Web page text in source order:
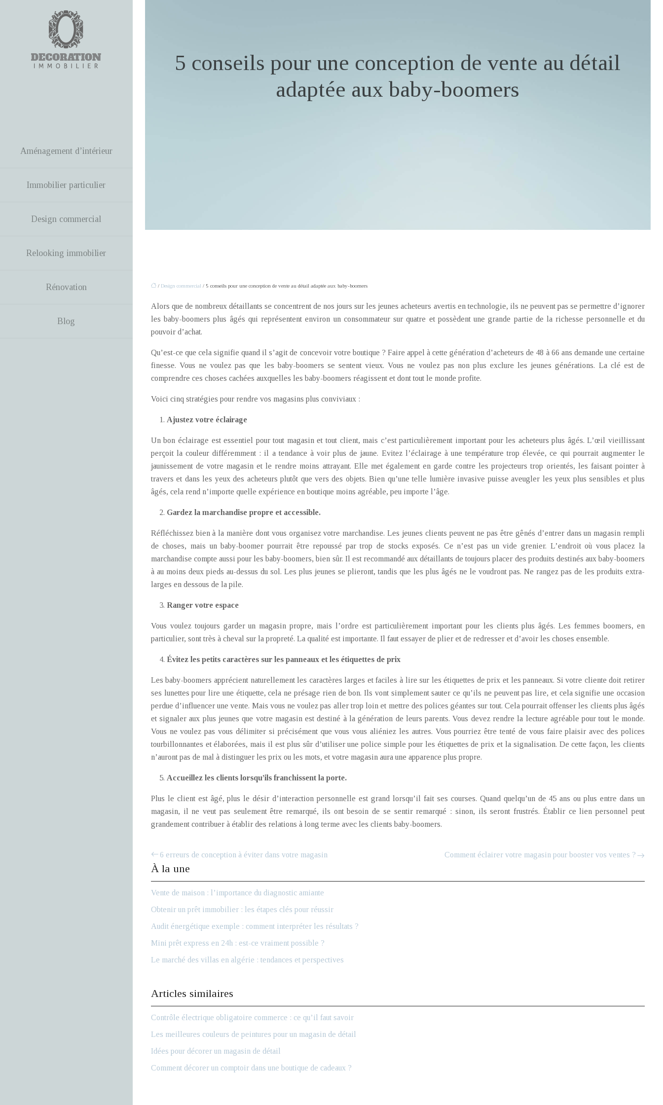
Aménagement d’intérieur
Immobilier particulier
Design commercial
Relooking immobilier
Rénovation
Blog
5 conseils pour une conception de vente au détail
adaptée aux baby-boomers
/ Design commercial / 5 conseils pour une conception de vente au détail adaptée aux baby-boomers
Alors que de nombreux détaillants se concentrent de nos jours sur les jeunes acheteurs avertis en technologie, ils ne peuvent pas se permettre d’ignorer
les baby-boomers plus âgés qui représentent environ un consommateur sur quatre et possèdent une grande partie de la richesse personnelle et du
pouvoir d’achat.
Qu’est-ce que cela signifie quand il s’agit de concevoir votre boutique ? Faire appel à cette génération d’acheteurs de 48 à 66 ans demande une certaine
finesse. Vous ne voulez pas que les baby-boomers se sentent vieux. Vous ne voulez pas non plus exclure les jeunes générations. La clé est de
comprendre ces choses cachées auxquelles les baby-boomers réagissent et dont tout le monde profite.
Voici cinq stratégies pour rendre vos magasins plus conviviaux :
Ajustez votre éclairage
Un bon éclairage est essentiel pour tout magasin et tout client, mais c’est particulièrement important pour les acheteurs plus âgés. L’œil vieillissant
perçoit la couleur différemment : il a tendance à voir plus de jaune. Evitez l’éclairage à une température trop élevée, ce qui pourrait augmenter le
jaunissement de votre magasin et le rendre moins attrayant. Elle met également en garde contre les projecteurs trop orientés, les faisant pointer à
travers et dans les yeux des acheteurs plutôt que vers des objets. Bien qu’une telle lumière invasive puisse aveugler les yeux plus sensibles et plus
âgés, cela rend n’importe quelle expérience en boutique moins agréable, peu importe l’âge.
Gardez la marchandise propre et accessible.
Réfléchissez bien à la manière dont vous organisez votre marchandise. Les jeunes clients peuvent ne pas être gênés d’entrer dans un magasin rempli
de choses, mais un baby-boomer pourrait être repoussé par trop de stocks exposés. Ce n’est pas un vide grenier. L’endroit où vous placez la
marchandise compte aussi pour les baby-boomers, bien sûr. Il est recommandé aux détaillants de toujours placer des produits destinés aux baby-boomers
à au moins deux pieds au-dessus du sol. Les plus jeunes se plieront, tandis que les plus âgés ne le voudront pas. Ne rangez pas de les produits extra-
larges en dessous de la pile.
Ranger votre espace
Vous voulez toujours garder un magasin propre, mais l’ordre est particulièrement important pour les clients plus âgés. Les femmes boomers, en
particulier, sont très à cheval sur la propreté. La qualité est importante. Il faut essayer de plier et de redresser et d’avoir les choses ensemble.
Évitez les petits caractères sur les panneaux et les étiquettes de prix
Les baby-boomers apprécient naturellement les caractères larges et faciles à lire sur les étiquettes de prix et les panneaux. Si votre cliente doit retirer
ses lunettes pour lire une étiquette, cela ne présage rien de bon. Ils vont simplement sauter ce qu’ils ne peuvent pas lire, et cela signifie une occasion
perdue d’influencer une vente. Mais vous ne voulez pas aller trop loin et mettre des polices géantes sur tout. Cela pourrait offenser les clients plus âgés
et signaler aux plus jeunes que votre magasin est destiné à la génération de leurs parents. Vous devez rendre la lecture agréable pour tout le monde.
Vous ne voulez pas vous délimiter si précisément que vous vous aliéniez les autres. Vous pourriez être tenté de vous faire plaisir avec des polices
tourbillonnantes et élaborées, mais il est plus sûr d’utiliser une police simple pour les étiquettes de prix et la signalisation. De cette façon, les clients
n’auront pas de mal à distinguer les prix ou les mots, et votre magasin aura une apparence plus propre.
Accueillez les clients lorsqu’ils franchissent la porte.
Plus le client est âgé, plus le désir d’interaction personnelle est grand lorsqu’il fait ses courses. Quand quelqu’un de 45 ans ou plus entre dans un
magasin, il ne veut pas seulement être remarqué, ils ont besoin de se sentir remarqué : sinon, ils seront frustrés. Établir ce lien personnel peut
grandement contribuer à établir des relations à long terme avec les clients baby-boomers.
6 erreurs de conception à éviter dans votre magasin Comment éclairer votre magasin pour booster vos ventes ?
À la une
Vente de maison : l’importance du diagnostic amiante
Obtenir un prêt immobilier : les étapes clés pour réussir
Audit énergétique exemple : comment interpréter les résultats ?
Mini prêt express en 24h : est-ce vraiment possible ?
Le marché des villas en algérie : tendances et perspectives
Articles similaires
Contrôle électrique obligatoire commerce : ce qu’il faut savoir
Les meilleures couleurs de peintures pour un magasin de détail
Idées pour décorer un magasin de détail
Comment décorer un comptoir dans une boutique de cadeaux ?